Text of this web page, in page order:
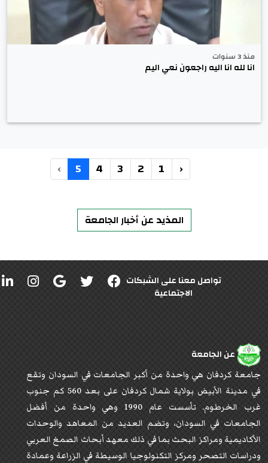
منذ 3 سنوات
انا لله انا اليه راجعون نعي اليم
‹
1
2
3
4
5
›
المذيد عن أخبار الجامعة
تواصل معنا على الشبكات
الاجتماعية
عن الجامعة
جامعة كردفان هي واحدة من أكبر الجامعات في السودان وتقع
في مدينة الأبيض بولاية شمال كردفان على بعد 560 كم جنوب
غرب الخرطوم. تأسست عام 1990 وهي واحدة من أفضل
الجامعات في السودان، وتضم العديد من المعاهد والوحدات
الأكاديمية ومراكز البحث بما في ذلك معهد أبحاث الصمغ العربي
ودراسات التصحر ومركز التكنولوجيا الوسيطة في الزراعة وعمادة